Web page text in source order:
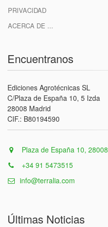
PRIVACIDAD
ACERCA DE ...
Encuentranos
Ediciones Agrotécnicas SL
C/Plaza de España 10, 5 Izda
28008 Madrid
CIF.: B80194590
Plaza de España 10, 28008
+34 91 5473515
info@terralia.com
Últimas Noticias